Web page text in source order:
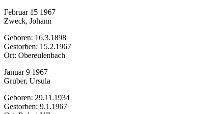
Februar 15 1967
Zweck, Johann
Geboren: 16.3.1898
Gestorben: 15.2.1967
Ort: Obereulenbach
Januar 9 1967
Gruber, Ursula
Geboren: 29.11.1934
Gestorben: 9.1.1967